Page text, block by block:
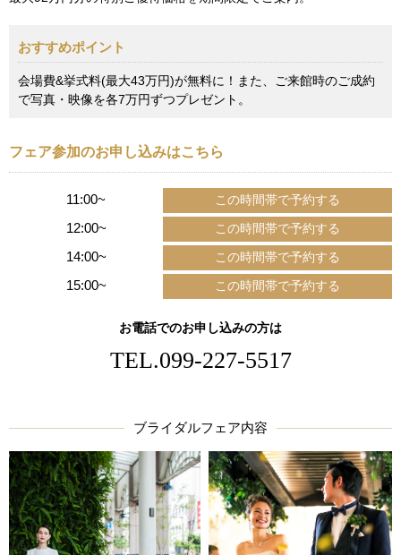
おすすめポイント
会場費&挙式料(最大43万円)が無料に！また、ご来館時のご成約
で写真・映像を各7万円ずつプレゼント。
フェア参加のお申し込みはこちら
11:00~
12:00~
14:00~
15:00~
お電話でのお申し込みの方は
TEL.099-227-5517
ブライダルフェア内容